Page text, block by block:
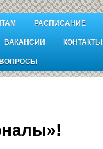
РАСПИСАНИЕ
ВАКАНСИИ КОНТАКТЫ